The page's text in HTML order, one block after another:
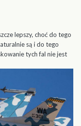
lepszy, choć do tego
są i do tego
tych fal nie jest